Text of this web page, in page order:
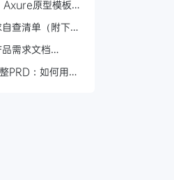
Axure原型模板
查清单（附下
需求文档
PRD：如何用AI